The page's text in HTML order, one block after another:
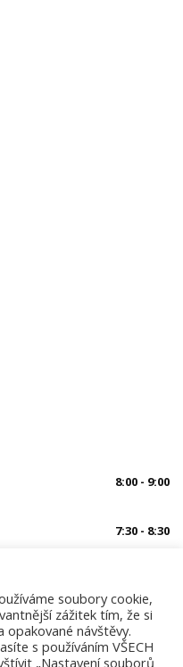
8:00 - 9:00
7:30 - 8:30
objednat
soubory cookie,
zážitek tím, že si
opakované návštěvy.
s používáním VŠECH
„Nastavení souborů